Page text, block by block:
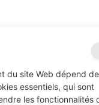
ALBUMS ILLUSTRÉS
du site Web dépend de
essentiels, qui sont
les fonctionnalités